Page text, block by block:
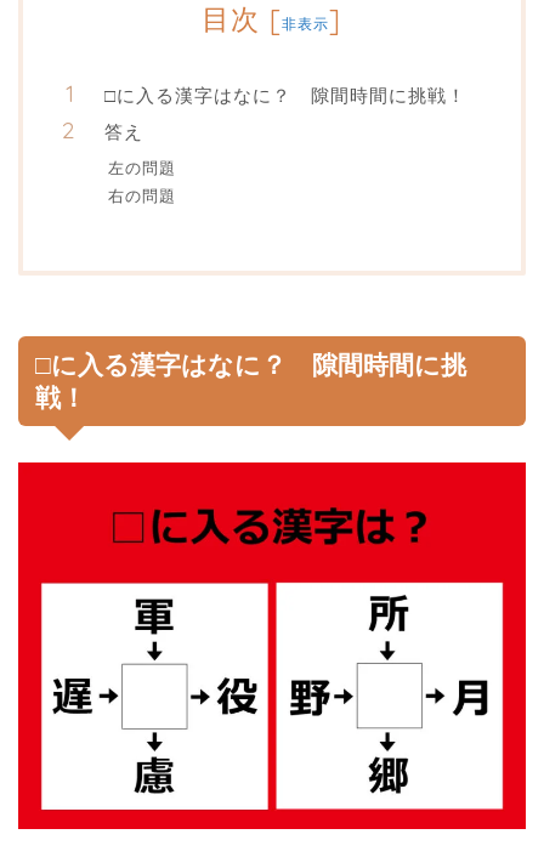
目次 [非表示]
□に入る漢字はなに？ 隙間時間に挑戦！
答え
左の問題
右の問題
□に入る漢字はなに？ 隙間時間に挑
戦！